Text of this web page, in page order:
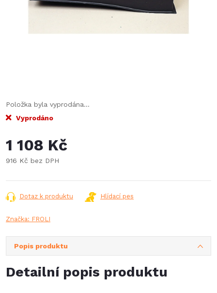
Položka byla vyprodána…
Vyprodáno
1 108 Kč
916 Kč bez DPH
cena:
Dotaz k produktu Hlídací pes
Značka: FROLI
Popis produktu
Detailní popis produktu